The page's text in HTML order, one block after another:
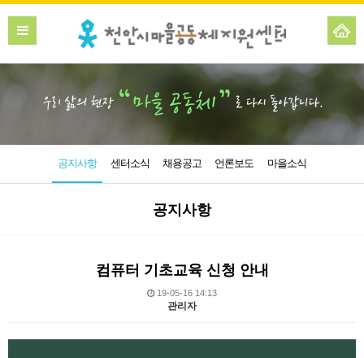
공지사항 센터소식 채용공고 언론보도 마을소식
공지사항
컴퓨터 기초교육 신청 안내
19-05-16 14:13
관리자